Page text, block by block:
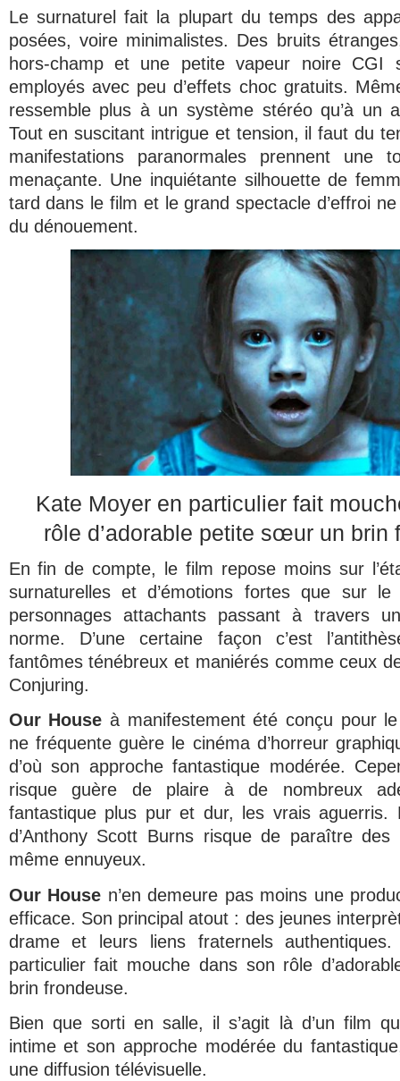
Le surnaturel fait la plupart du temps des
posées, voire minimalistes. Des bruits
hors-champ et une petite vapeur noire CGI
employés avec peu d’effets choc gratuits.
ressemble plus à un système stéréo qu’à un
Tout en suscitant intrigue et tension, il faut du
manifestations paranormales prennent une
menaçante. Une inquiétante silhouette de
tard dans le film et le grand spectacle d’effroi
du dénouement.
Kate Moyer en particulier fait
rôle d’adorable petite sœur un brin
En fin de compte, le film repose moins sur
surnaturelles et d’émotions fortes que sur
personnages attachants passant à travers
norme. D’une certaine façon c’est
fantômes ténébreux et maniérés comme ceux
Conjuring.
Our House à manifestement été conçu pour
ne fréquente guère le cinéma d’horreur
d’où son approche fantastique modérée.
risque guère de plaire à de nombreux
fantastique plus pur et dur, les vrais aguerris.
d’Anthony Scott Burns risque de paraître
même ennuyeux.
Our House n’en demeure pas moins une
efficace. Son principal atout : des jeunes
drame et leurs liens fraternels
particulier fait mouche dans son rôle
brin frondeuse.
Bien que sorti en salle, il s’agit là d’un film
intime et son approche modérée du
une diffusion télévisuelle.